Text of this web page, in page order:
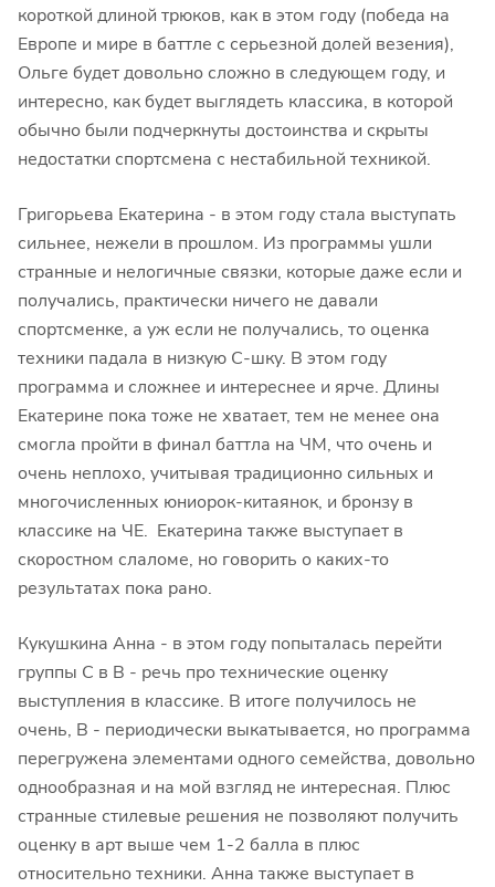
короткой длиной трюков, как в этом году (победа на
Европе и мире в баттле с серьезной долей везения),
Ольге будет довольно сложно в следующем году, и
интересно, как будет выглядеть классика, в которой
обычно были подчеркнуты достоинства и скрыты
недостатки спортсмена с нестабильной техникой.
Григорьева Екатерина - в этом году стала выступать
сильнее, нежели в прошлом. Из программы ушли
странные и нелогичные связки, которые даже если и
получались, практически ничего не давали
спортсменке, а уж если не получались, то оценка
техники падала в низкую C-шку. В этом году
программа и сложнее и интереснее и ярче. Длины
Екатерине пока тоже не хватает, тем не менее она
смогла пройти в финал баттла на ЧМ, что очень и
очень неплохо, учитывая традиционно сильных и
многочисленных юниорок-китаянок, и бронзу в
классике на ЧЕ. Екатерина также выступает в
скоростном слаломе, но говорить о каких-то
результатах пока рано.
Кукушкина Анна - в этом году попыталась перейти
группы С в B - речь про технические оценку
выступления в классике. В итоге получилось не
очень, B - периодически выкатывается, но программа
перегружена элементами одного семейства, довольно
однообразная и на мой взгляд не интересная. Плюс
странные стилевые решения не позволяют получить
оценку в арт выше чем 1-2 балла в плюс
относительно техники. Анна также выступает в